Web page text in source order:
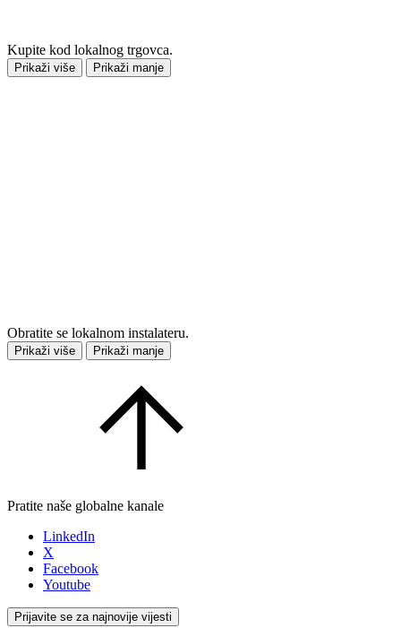
Kupite kod lokalnog trgovca.
Prikaži više Prikaži manje
Obratite se lokalnom instalateru.
Prikaži više Prikaži manje
Pratite naše globalne kanale
LinkedIn
X
Facebook
Youtube
Prijavite se za najnovije vijesti